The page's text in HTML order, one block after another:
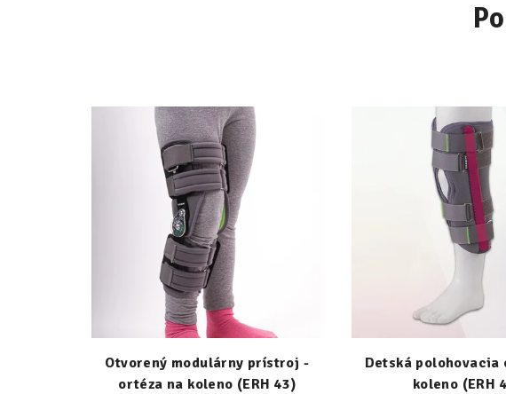
Otvorený modulárny prístroj -
ortéza na koleno (ERH 43)
Detská polohovacia
koleno (ERH